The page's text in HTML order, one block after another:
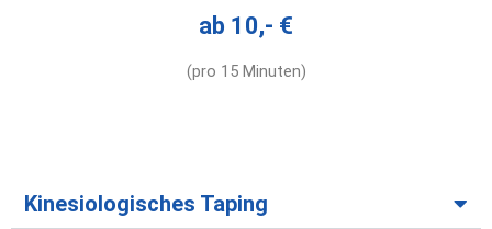
ab 10,- €
(pro 15 Minuten)
Kinesiologisches Taping